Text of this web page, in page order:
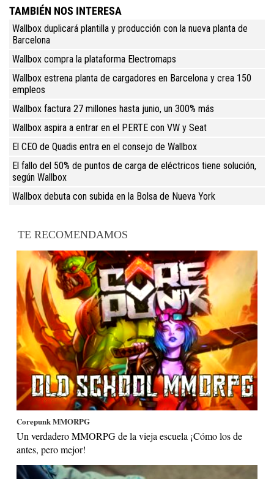
TAMBIÉN NOS INTERESA
Wallbox duplicará plantilla y producción con la nueva planta de
Barcelona
Wallbox compra la plataforma Electromaps
Wallbox estrena planta de cargadores en Barcelona y crea 150
empleos
Wallbox factura 27 millones hasta junio, un 300% más
Wallbox aspira a entrar en el PERTE con VW y Seat
El CEO de Quadis entra en el consejo de Wallbox
El fallo del 50% de puntos de carga de eléctricos tiene solución,
según Wallbox
Wallbox debuta con subida en la Bolsa de Nueva York
TE RECOMENDAMOS
Corepunk MMORPG
Un verdadero MMORPG de la vieja escuela ¡Cómo los de
antes, pero mejor!